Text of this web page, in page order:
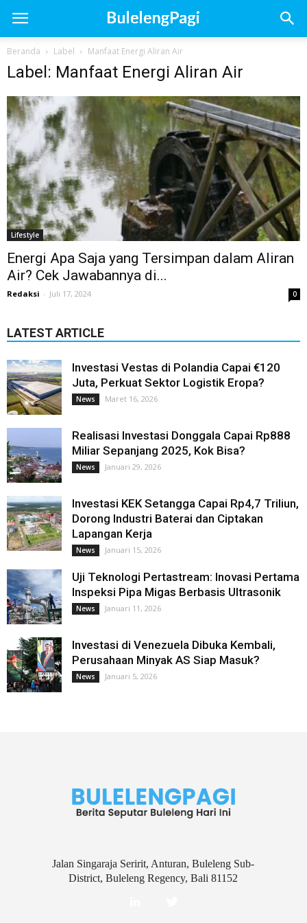
Beranda Label Manfaat Energi Aliran Air
Label: Manfaat Energi Aliran Air
Lifestyle
Energi Apa Saja yang Tersimpan dalam Aliran
Air? Cek Jawabannya di...
Redaksi - Juli 17, 2024 0
LATEST ARTICLE
Investasi Vestas di Polandia Capai €120
Juta, Perkuat Sektor Logistik Eropa?
News Maret 16, 2026
Realisasi Investasi Donggala Capai Rp888
Miliar Sepanjang 2025, Kok Bisa?
News Januari 29, 2026
Investasi KEK Setangga Capai Rp4,7 Triliun,
Dorong Industri Baterai dan Ciptakan
Lapangan Kerja
News Januari 15, 2026
Uji Teknologi Pertastream: Inovasi Pertama
Inspeksi Pipa Migas Berbasis Ultrasonik
News Januari 11, 2026
Investasi di Venezuela Dibuka Kembali,
Perusahaan Minyak AS Siap Masuk?
News Januari 5, 2026
Jalan Singaraja Seririt, Anturan, Buleleng Sub-
District, Buleleng Regency, Bali 81152